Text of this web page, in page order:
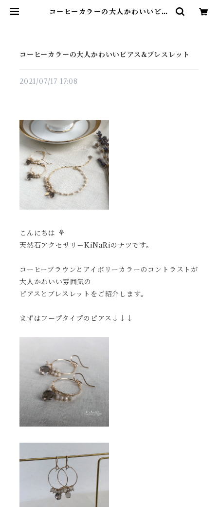
コーヒーカラーの大人かわいいピア
コーヒーカラーの大人かわいいピアス&ブレスレット
2021/07/17 17:08
こんにちは ⚘
天然石アクセサリーKiNaRiのナツです。
コーヒーブラウンとアイボリーカラーのコントラストが
大人かわいい雰囲気の
ピアスとブレスレットをご紹介します。
まずはフープタイプのピアス↓↓↓